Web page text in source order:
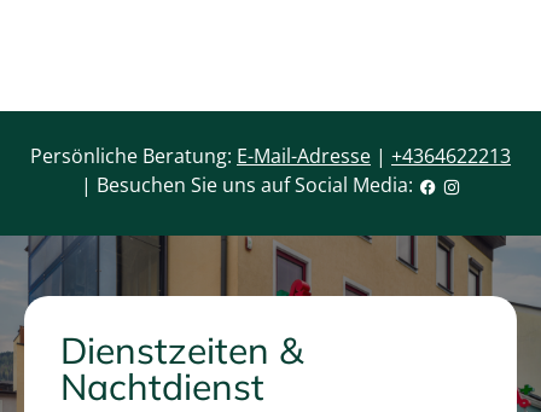
Persönliche Beratung: E-Mail-Adresse | +4364622213
| Besuchen Sie uns auf Social Media:
Dienstzeiten &
Nachtdienst